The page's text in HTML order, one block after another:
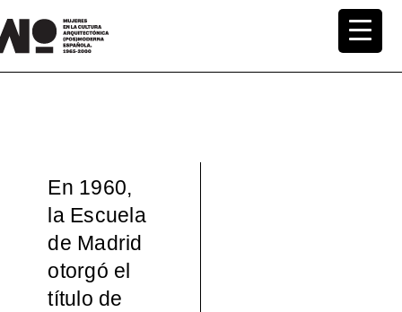
al
MuWo –
En 1960,
la Escuela
de Madrid
otorgó el
título de